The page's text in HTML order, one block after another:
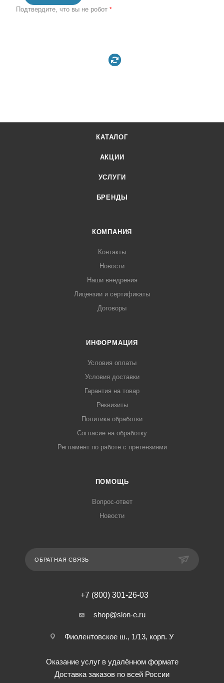
Подтвердите, что вы не робот *
КАТАЛОГ
АКЦИИ
УСЛУГИ
БРЕНДЫ
КОМПАНИЯ
Контакты
Новости
Наши внедрения
Лицензии и сертификаты
Договоры
ИНФОРМАЦИЯ
Условия оплаты
Условия доставки
Гарантия на товар
Реквизиты
Политика обработки
Согласие на обработку
Регламент по работе с претензиями
ПОМОЩЬ
Вопрос-ответ
Новости
ОБРАТНАЯ СВЯЗЬ
+7 (800) 301-26-03
shop@slon-e.ru
Фиолентовское ш., 1/13, корп. У
Оказание услуг в удалённом формате
Доставка заказов по всей России